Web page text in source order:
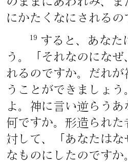
にかたくなにされるの
19
すると、あなた
う。「それなのにな
れるのですか。だれが
うことができましょう
よ。神に言い逆らう
何ですか。形造られた
対して、「あなたはな
なものにしたのですか